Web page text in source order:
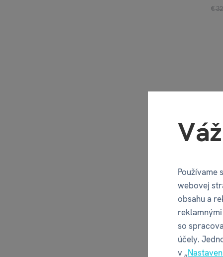
€
Výbušné
€
Používame
webovej
obsahu a
so
účely.
v „